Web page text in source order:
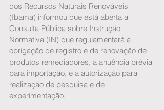
dos Recursos Naturais Renováveis
(Ibama) informou que está aberta a
Consulta Pública sobre Instrução
Normativa (IN) que regulamentará a
obrigação de registro e de renovação de
produtos remediadores, a anuência prévia
para importação, e a autorização para
realização de pesquisa e de
experimentação.